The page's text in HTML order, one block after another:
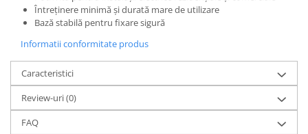
Ventilator
Lanterne
Conetica si conexiuni
Masina de facut gheata
Produse grele si voluminoase
Promotii
Întreținere minimă și durată mare de utilizare
Bază stabilă pentru fixare sigură
Informatii conformitate produs
Caracteristici
Review-uri(0)
FAQ